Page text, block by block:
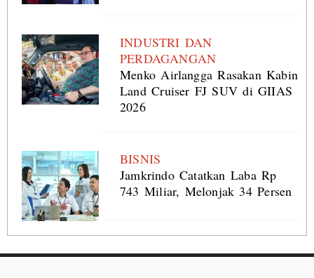
INDUSTRI DAN
PERDAGANGAN
Menko Airlangga Rasakan Kabin
Land Cruiser FJ SUV di GIIAS
2026
BISNIS
Jamkrindo Catatkan Laba Rp
743 Miliar, Melonjak 34 Persen